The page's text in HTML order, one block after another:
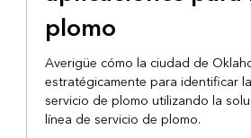
plomo
Averigüe cómo la ciudad de
estratégicamente para identificar
servicio de plomo utilizando la
línea de servicio de plomo.